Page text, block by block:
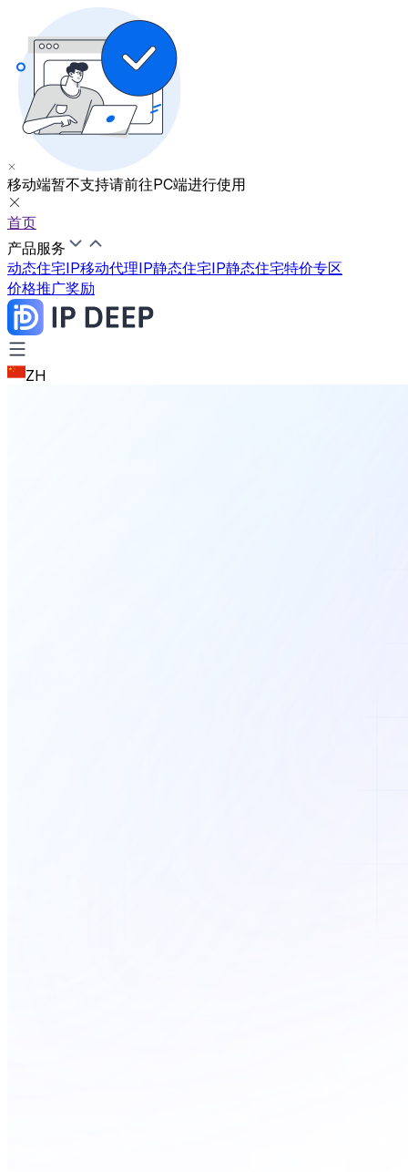
移动端暂不支持请前往PC端进行使用
首页
产品服务
动态住宅IP移动代理IP静态住宅IP静态住宅特价专区
价格推广奖励
ZH